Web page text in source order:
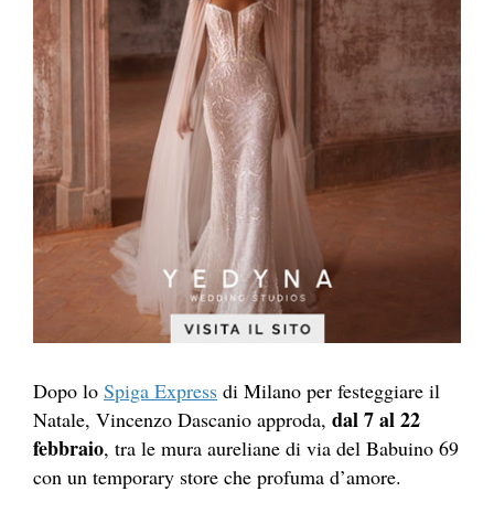
Dopo lo Spiga Express di Milano per festeggiare il
Natale, Vincenzo Dascanio approda, dal 7 al 22
febbraio, tra le mura aureliane di via del Babuino 69
con un temporary store che profuma d’amore.